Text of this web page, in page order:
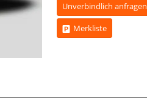
Unverbindlich anfragen
Merkliste